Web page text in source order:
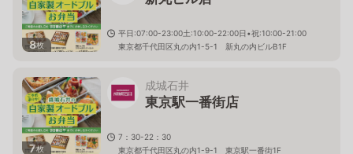
8枚
平日:07:00-23:00土:10:00-22:00日•祝:10:00-21:00
東京都千代田区丸の内1-5-1 新丸の内ビルB1F
7枚
成城石井
東京駅一番街店
7：30-22：30
東京都千代田区丸の内1-9-1 東京駅一番街1F